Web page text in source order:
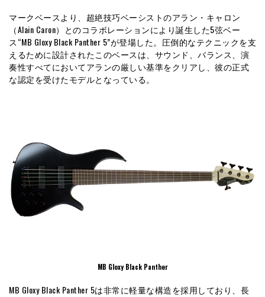
マークベースより、超絶技巧ベーシストのアラン・キャロン
（Alain Caron）とのコラボレーションにより誕生した5弦ベー
ス“MB Gloxy Black Panther 5”が登場した。圧倒的なテクニックを支
えるために設計されたこのベースは、サウンド、バランス、演
奏性すべてにおいてアランの厳しい基準をクリアし、彼の正式
な認定を受けたモデルとなっている。
MB Gloxy Black Panther
MB Gloxy Black Panther 5は非常に軽量な構造を採用しており、長